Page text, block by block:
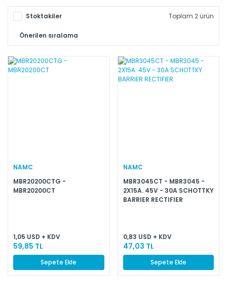
Stoktakiler Toplam 2 ürün
NAMC
MBR20200CTG -
MBR20200CT
1,05 USD + KDV
59,85 TL
Sepete Ekle
NAMC
MBR3045CT - MBR3045 -
2X15A. 45V - 30A SCHOTTKY
BARRIER RECTIFIER
0,83 USD + KDV
47,03 TL
Sepete Ekle